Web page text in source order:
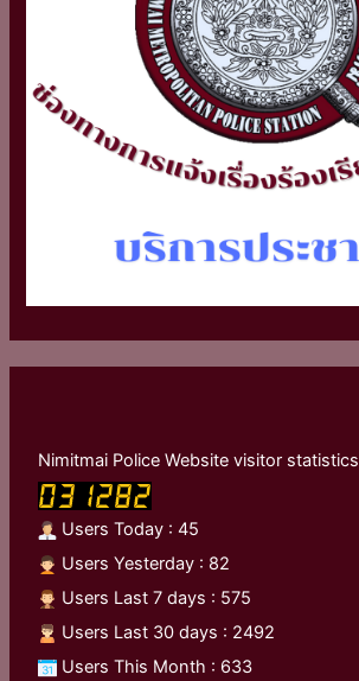
Nimitmai Police Website visitor statistics
Users Today : 45
Users Yesterday : 82
Users Last 7 days : 575
Users Last 30 days : 2492
Users This Month : 633